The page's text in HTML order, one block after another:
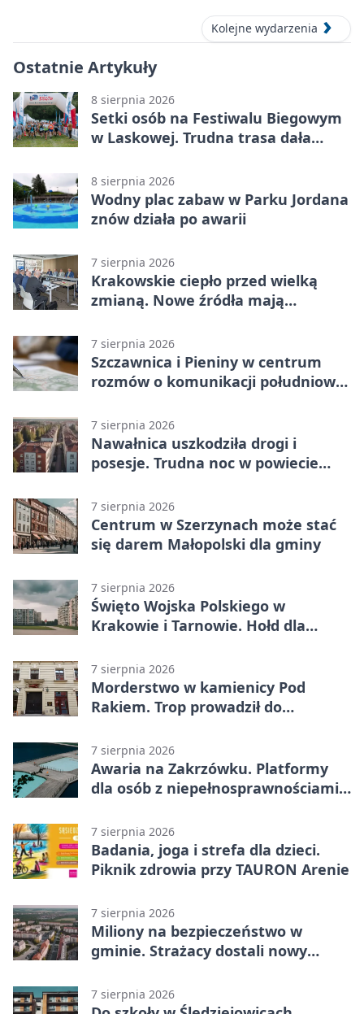
Kolejne wydarzenia
Ostatnie Artykuły
8 sierpnia 2026
Setki osób na Festiwalu Biegowym
w Laskowej. Trudna trasa dała
8 sierpnia 2026
Wodny plac zabaw w Parku Jordana
znów działa po awarii
7 sierpnia 2026
Krakowskie ciepło przed wielką
zmianą. Nowe źródła mają
7 sierpnia 2026
Szczawnica i Pieniny w centrum
rozmów o komunikacji południowej
7 sierpnia 2026
Nawałnica uszkodziła drogi i
posesje. Trudna noc w powiecie
7 sierpnia 2026
Centrum w Szerzynach może stać
się darem Małopolski dla gminy
7 sierpnia 2026
Święto Wojska Polskiego w
Krakowie i Tarnowie. Hołd dla
7 sierpnia 2026
Morderstwo w kamienicy Pod
Rakiem. Trop prowadził do
7 sierpnia 2026
Awaria na Zakrzówku. Platformy
dla osób z niepełnosprawnościami
7 sierpnia 2026
Badania, joga i strefa dla dzieci.
Piknik zdrowia przy TAURON Arenie
7 sierpnia 2026
Miliony na bezpieczeństwo w
gminie. Strażacy dostali nowy
7 sierpnia 2026